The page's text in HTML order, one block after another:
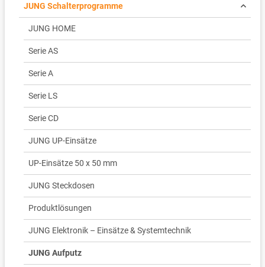
JUNG Schalterprogramme
JUNG HOME
Serie AS
Serie A
Serie LS
Serie CD
JUNG UP-Einsätze
UP-Einsätze 50 x 50 mm
JUNG Steckdosen
Produktlösungen
JUNG Elektronik – Einsätze & Systemtechnik
JUNG Aufputz